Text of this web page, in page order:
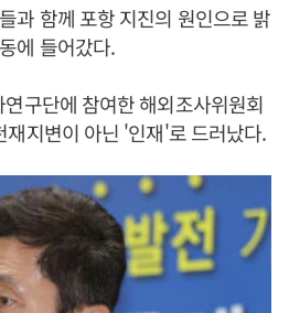
과 함께 포항 지진의 원인으로 밝
에 들어갔다.
구단에 참여한 해외조사위원회
재지변이 아닌 '인재'로 드러났다.